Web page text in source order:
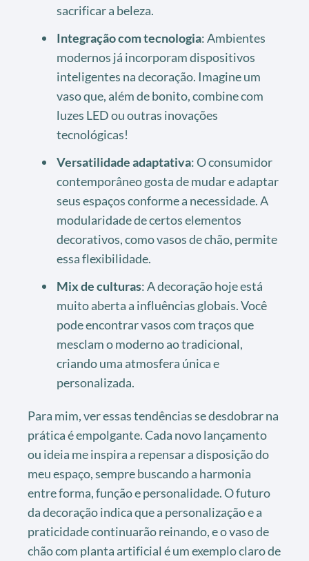
sacrificar a beleza.
Integração com tecnologia: Ambientes
modernos já incorporam dispositivos
inteligentes na decoração. Imagine um
vaso que, além de bonito, combine com
luzes LED ou outras inovações
tecnológicas!
Versatilidade adaptativa: O consumidor
contemporâneo gosta de mudar e adaptar
seus espaços conforme a necessidade. A
modularidade de certos elementos
decorativos, como vasos de chão, permite
essa flexibilidade.
Mix de culturas: A decoração hoje está
muito aberta a influências globais. Você
pode encontrar vasos com traços que
mesclam o moderno ao tradicional,
criando uma atmosfera única e
personalizada.
Para mim, ver essas tendências se desdobrar na
prática é empolgante. Cada novo lançamento
ou ideia me inspira a repensar a disposição do
meu espaço, sempre buscando a harmonia
entre forma, função e personalidade. O futuro
da decoração indica que a personalização e a
praticidade continuarão reinando, e o vaso de
chão com planta artificial é um exemplo claro de